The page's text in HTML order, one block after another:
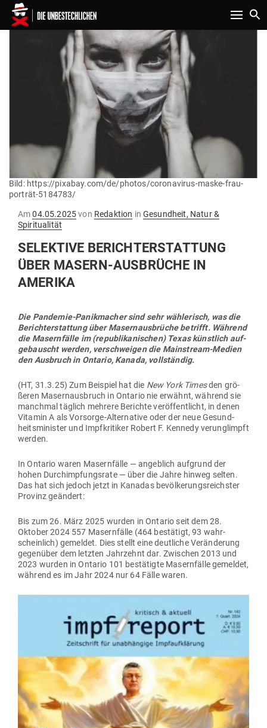
Toggle
Bild: https://pixabay.com/de/photos/coronavirus-maske-frau-
porträt-5184783/
AmGepostet
am
04.05.2025von Redaktion in Gesundheit, Natur &
Spiritualität
SELEKTIVE BERICHT­ERSTATTUNG
ÜBER MASERN-AUS­BRÜCHE IN
AMERIKA
Die Pan­demie-Panik­macher sind sehr wäh­le­risch, was die
Bericht­erstattung über Masern­aus­brüche betrifft. Während
die Masern­fälle im (repu­bli­ka­ni­schen) Texas künstlich auf­
ge­bauscht werden, ver­schweigen die Main­stream-Medien
den Aus­bruch in Ontario, Kanada, vollständig.
(HT, 31.3.25) Zum Bei­spiel hat die New York Timesden grö­
ßeren Masern­aus­bruch in Ontario nie erwähnt, während sie
manchmal täglich mehrere Berichte ver­öf­fent­licht, in denen
Vitamin A als Vor­sorge-Alter­native oder der neue Gesund­
heits­mi­nister und Impf­kri­tiker Robert F. Kennedy ver­un­glimpft
werden.
In Ontario waren Masern­fälle — angeblich auf­grund der
hohen Durch­imp­fungsrate — über die Jahre hinweg selten.
Das hat sich jedoch jetzt in Kanadas bevöl­ke­rungs­reichster
Provinz geändert:
Bis zum 26. März 2025 wurden in Ontario seit dem 28.
Oktober 2024 557 Masern­fälle (464 bestätigt, 93 wahr­
scheinlich) gemeldet. Dies stellt eine deut­liche Ver­än­derung
gegenüber dem letzten Jahr­zehnt dar. Zwi­schen 2013 und
2023 wurden in Ontario 101 bestä­tigte Masern­fälle gemeldet,
während es im Jahr 2024 nur 64 Fälle waren.